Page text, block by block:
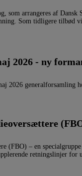
som arrangeres af
Som tidligere tilbød
2026 - ny
2026 generalforsamling
(FBO) – en
retningslinjer